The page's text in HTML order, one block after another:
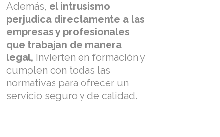
Además, el intrusismo
perjudica directamente a las
empresas y profesionales
que trabajan de manera
legal, invierten en formación y
cumplen con todas las
normativas para ofrecer un
servicio seguro y de calidad.